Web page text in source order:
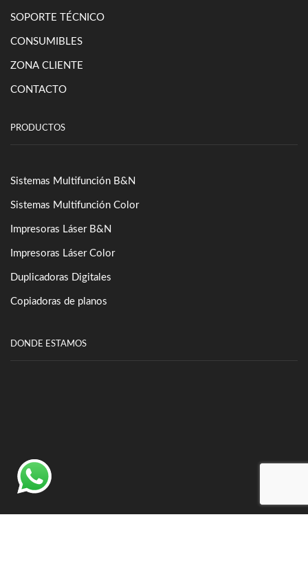
SOPORTE TÉCNICO
CONSUMIBLES
ZONA CLIENTE
CONTACTO
PRODUCTOS
Sistemas Multifunción B&N
Sistemas Multifunción Color
Impresoras Láser B&N
Impresoras Láser Color
Duplicadoras Digitales
Copiadoras de planos
DONDE ESTAMOS